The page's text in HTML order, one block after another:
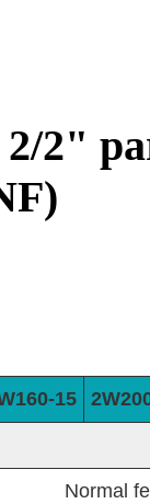
2"
15
Normal